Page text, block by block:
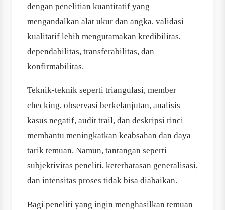
dengan penelitian kuantitatif yang
mengandalkan alat ukur dan angka, validasi
kualitatif lebih mengutamakan kredibilitas,
dependabilitas, transferabilitas, dan
konfirmabilitas.
Teknik-teknik seperti triangulasi, member
checking, observasi berkelanjutan, analisis
kasus negatif, audit trail, dan deskripsi rinci
membantu meningkatkan keabsahan dan daya
tarik temuan. Namun, tantangan seperti
subjektivitas peneliti, keterbatasan generalisasi,
dan intensitas proses tidak bisa diabaikan.
Bagi peneliti yang ingin menghasilkan temuan